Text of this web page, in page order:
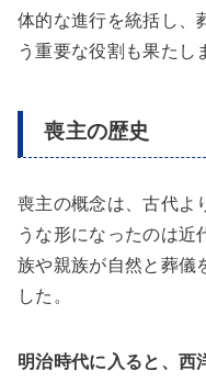
体的な進行を統括し、
う重要な役割も果たし
喪主の歴史
喪主の概念は、古代よ
うな形になったのは近
族や親族が自然と葬儀
した。
明治時代に入ると、西